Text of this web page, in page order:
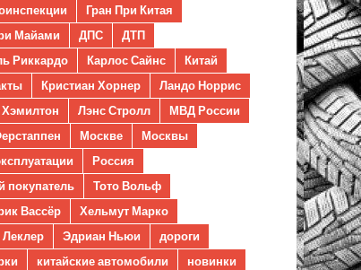
Гран При Китая
Майами
ДПС
ДТП
Риккардо
Карлос Сайнс
Китай
Кристиан Хорнер
Ландо Норрис
Лэнс Стролл
МВД России
Москве
Москвы
Россия
покупатель
Тото Вольф
Вассёр
Хельмут Марко
Эдриан Ньюи
дороги
китайские автомобили
новинки